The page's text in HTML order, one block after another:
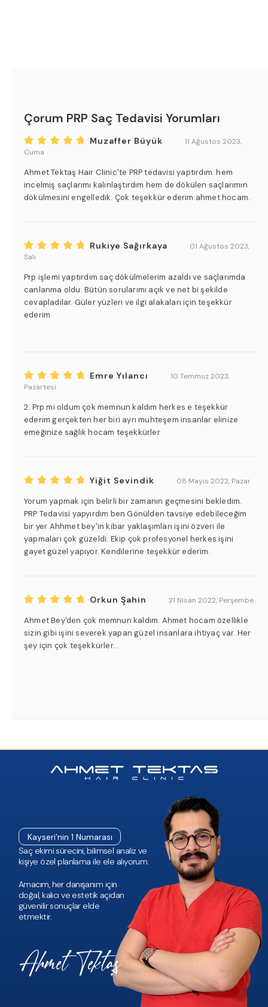
Çorum PRP Saç Tedavisi Yorumları
Muzaffer Büyük
11 Ağustos 2023,
Cuma
Ahmet Tektaş Hair Clinic'te PRP tedavisi yaptırdım. hem
incelmiş saçlarımı kalınlaştırdım hem de dökülen saçlarımın
dökülmesini engelledik. Çok teşekkür ederim ahmet hocam.
Rukiye Sağırkaya
01 Ağustos 2023,
Salı
Prp işlemi yaptırdım saç dökülmelerim azaldı ve saçlarımda
canlanma oldu. Bütün sorularımı açık ve net bi şekilde
cevapladılar. Güler yüzleri ve ilgi alakaları için teşekkür
ederim
Emre Yılancı
10 Temmuz 2023,
Pazartesi
2. Prp mi oldum çok memnun kaldım herkes e teşekkür
ederim gerçekten her biri ayrı muhteşem insanlar elinize
emeğinize sağlık hocam teşekkürler
Yiğit Sevindik 08 Mayıs 2022, Pazar
Yorum yapmak için belirli bir zamanın geçmesini bekledim.
PRP Tedavisi yapyırdım ben Gönülden tavsiye edebileceğim
bir yer Ahhmet bey'in kibar yaklaşımları işini özveri ile
yapmaları çok güzeldi. Ekip çok profesyonel herkes işini
gayet güzel yapıyor. Kendilerine teşekkür ederim.
Orkun Şahin 21 Nisan 2022, Perşembe
Ahmet Bey'den çok memnun kaldım. Ahmet hocam özellikle
sizin gibi işini severek yapan güzel insanlara ihtiyaç var. Her
şey için çok teşekkürler...
Kayseri'nin 1 Numarası
Saç ekimi sürecini, bilimsel analiz ve
kişiye özel planlama ile ele alıyorum.
Amacım, her danışanım için
doğal, kalıcı ve estetik açıdan
güvenilir sonuçlar elde
etmektir.